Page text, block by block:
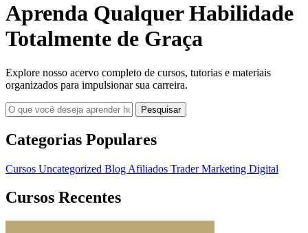
Aprenda Qualquer Habilidade
Totalmente de Graça
Explore nosso acervo completo de cursos, tutorias e materiais
organizados para impulsionar sua carreira.
Pesquisar
Categorias Populares
Cursos Uncategorized Blog Afiliados TraderMarketing Digital
Cursos Recentes